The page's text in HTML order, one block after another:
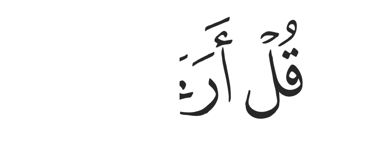
قل ارايتم ما تدعون من دون الله اروني ماذا خلقوا من الارض ام لهم شرك في السماوات ايتوني
قُلْ أَرَءَيْتُم مَّا تَدْعُونَ مِن دُونِ ٱللَّهِ أَرُونِى مَاذَا خَلَقُوا۟ مِنَ ٱلْأَرْضِ أَمْ لَهُمْ شِرْكٌۭ فِى
ﲛﲜ